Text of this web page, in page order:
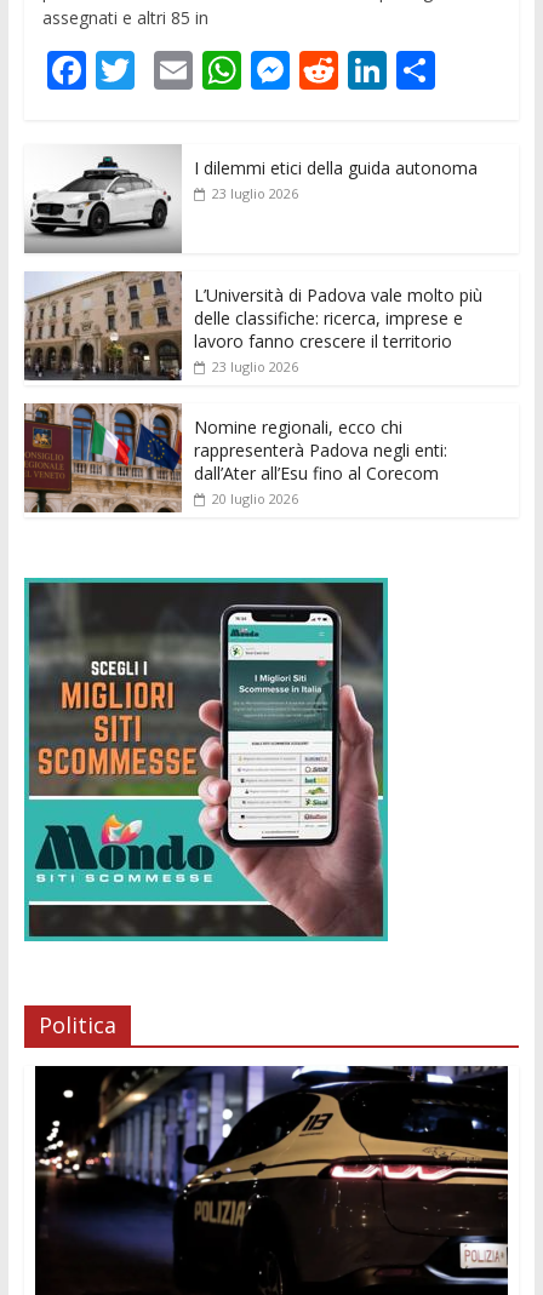
assegnati e altri 85 in
F
e
b
o
o
k
T
itt
er
E
ai
l
W
s
p
M
ss
e
er
R
di
Li
e
C
di
I dilemmi etici della guida autonoma
23 luglio 2026
L’Università di Padova vale molto più
delle classifiche: ricerca, imprese e
lavoro fanno crescere il territorio
23 luglio 2026
Nomine regionali, ecco chi
rappresenterà Padova negli enti:
dall’Ater all’Esu fino al Corecom
20 luglio 2026
Politica